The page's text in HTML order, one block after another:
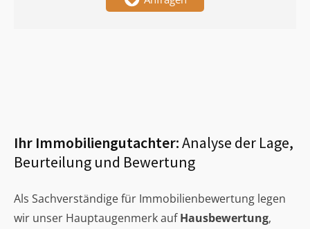
Ihr Immobiliengutachter:Analyse der Lage,
Beurteilung und Bewertung
Als Sachverständige für Immobilienbewertung legen
wir unser Hauptaugenmerk aufHausbewertung,